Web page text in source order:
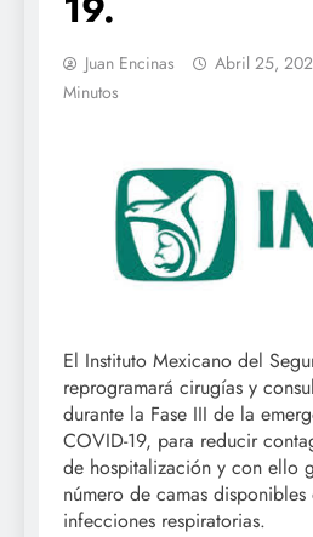
Juan Encinas Abril 25,
Minutos
El Instituto Mexicano del
reprogramará cirugías y
durante la Fase III de la
COVID-19, para reducir
de hospitalización y con ello
número de camas
infecciones respiratorias.